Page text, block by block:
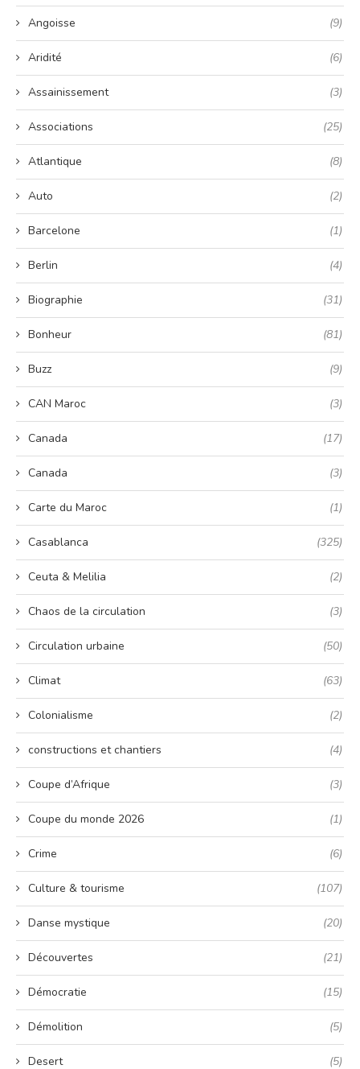
Angoisse (9)
Aridité (6)
Assainissement (3)
Associations (25)
Atlantique (8)
Auto (2)
Barcelone (1)
Berlin (4)
Biographie (31)
Bonheur (81)
Buzz (9)
CAN Maroc (3)
Canada (17)
Canada (3)
Carte du Maroc (1)
Casablanca (325)
Ceuta & Melilia (2)
Chaos de la circulation (3)
Circulation urbaine (50)
Climat (63)
Colonialisme (2)
constructions et chantiers (4)
Coupe d’Afrique (3)
Coupe du monde 2026 (1)
Crime (6)
Culture & tourisme (107)
Danse mystique (20)
Découvertes (21)
Démocratie (15)
Démolition (5)
Desert (5)